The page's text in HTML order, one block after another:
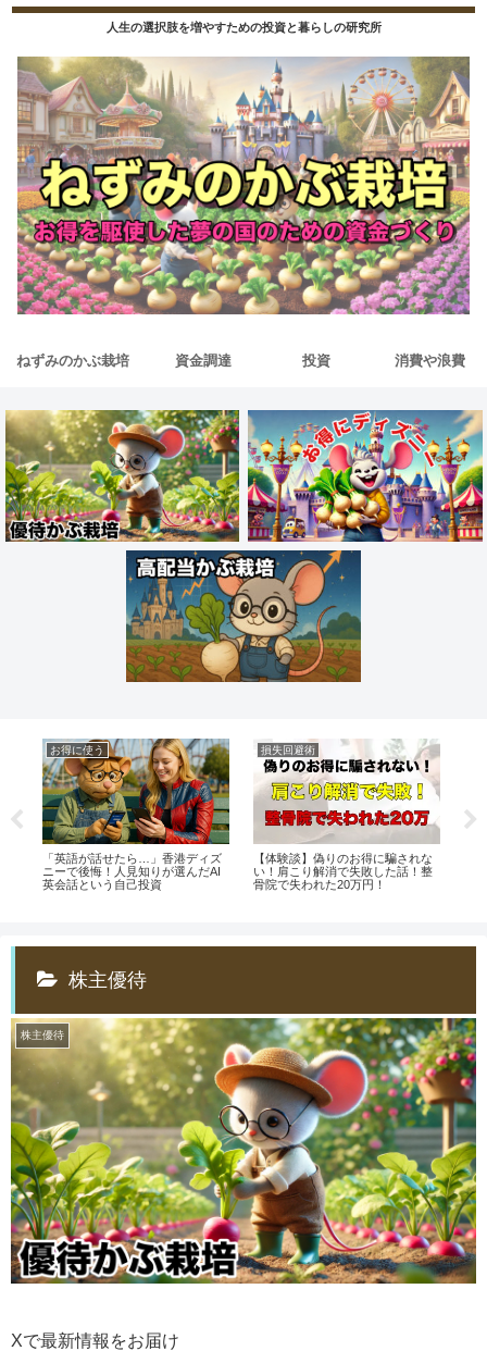
人生の選択肢を増やすための投資と暮らしの研究所
ねずみのかぶ栽培 資金調達 投資 消費や浪費
お得に使う
「英語が話せたら…」香港ディズ
ニーで後悔！人見知りが選んだAI
英会話という自己投資
損失回避術
【体験談】偽りのお得に騙されな
い！肩こり解消で失敗した話！整
骨院で失われた20万円！
株主優待
株主優待
Xで最新情報をお届け